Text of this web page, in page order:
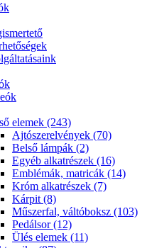
elemek (243)
Ajtószerelvények (70)
Belső lámpák (2)
Egyéb alkatrészek (16)
Emblémák, matricák (14)
Króm alkatrészek (7)
Kárpit (8)
Műszerfal, váltóboksz (103)
Pedálsor (12)
Ülés elemek (11)